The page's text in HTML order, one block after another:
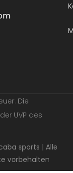
Die
UVP des
sports | Alle
vorbehalten